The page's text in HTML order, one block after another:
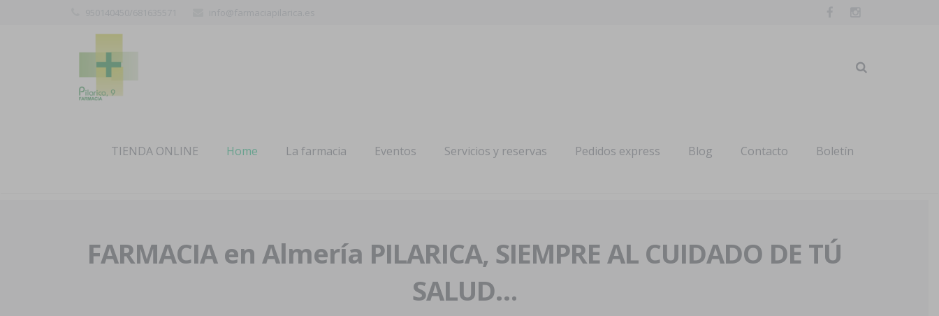
TIENDA ONLINE Home La farmacia Eventos Servicios y reservas Pedidos express Blog Contacto Boletín
FARMACIA en Almería PILARICA, SIEMPRE AL CUIDADO DE TÚ
SALUD…